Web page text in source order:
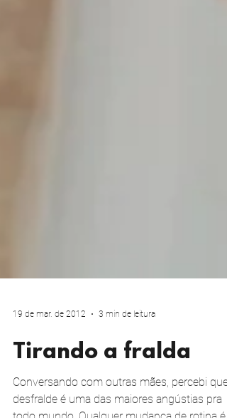
Tirando a fralda
Conversando com outras mães, percebi que